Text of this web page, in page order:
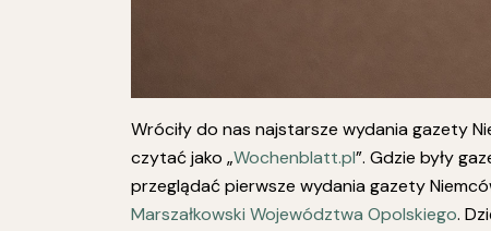
Wróciły do nas najstarsze wydania gazety
czytać jako „Wochenblatt.pl”. Gdzie były
przeglądać pierwsze wydania gazety
Marszałkowski Województwa Opolskiego.